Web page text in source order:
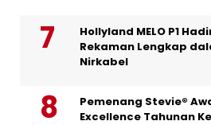
Hollyland MELO P1
Rekaman Lengkap
Nirkabel
Pemenang Stevie®
Excellence Tahunan